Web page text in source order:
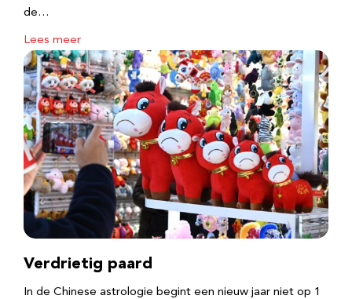
de…
Lees meer
Verdrietig paard
In de Chinese astrologie begint een nieuw jaar niet op 1